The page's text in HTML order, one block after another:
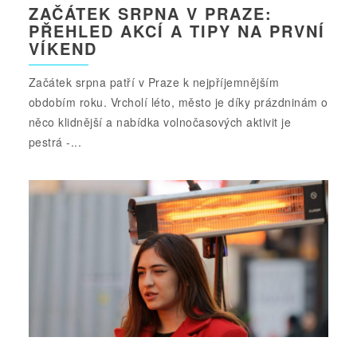
ZAČÁTEK SRPNA V PRAZE:
PŘEHLED AKCÍ A TIPY NA PRVNÍ
VÍKEND
Začátek srpna patří v Praze k nejpříjemnějším
obdobím roku. Vrcholí léto, město je díky prázdninám o
něco klidnější a nabídka volnočasových aktivit je
pestrá -...